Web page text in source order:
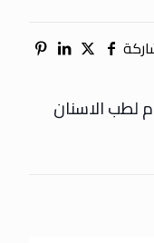
لطب الاسنان